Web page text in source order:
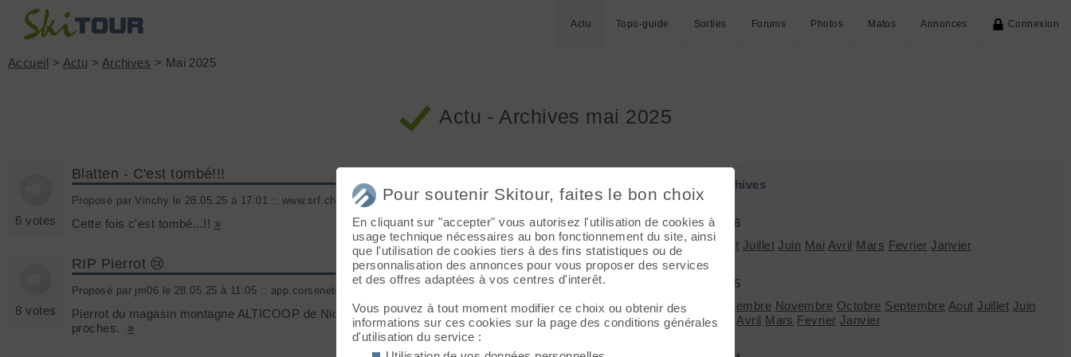
Actu Topo-guide Sorties Forums Photos Matos Annonces Connexion
Accueil > Actu > Archives > Mai 2025
Actu - Archives mai 2025
6 votes
Blatten - C'est tombé!!!
Proposé par Vinchy le 28.05.25 à 17:01 :: www.srf.ch :: 1849 vus :: 2 commentaires :: Nature et Ecologie
Cette fois c'est tombé...!! »
8 votes
RIP Pierrot 😢
Proposé par jm06 le 28.05.25 à 11:05 :: app.corsenetinfos.corsica :: 3053 vus ::
Pierrot du magasin montagne ALTICOOP de Nice a disparu. Toutes nos condoléances à sa famille et ses
proches. »
Archives
2026
Aout Juillet Juin Mai Avril Mars Fevrier Janvier
2025
Décembre Novembre Octobre Septembre Aout Juillet Juin
Mai
Avril Mars Fevrier Janvier
Pour soutenir Skitour, faites le bon choix
En cliquant sur "accepter" vous autorisez l'utilisation de cookies à
usage technique nécessaires au bon fonctionnement du site, ainsi
que l'utilisation de cookies tiers à des fins statistiques ou de
personnalisation des annonces pour vous proposer des services
et des offres adaptées à vos centres d'interêt.
Vous pouvez à tout moment modifier ce choix ou obtenir des
informations sur ces cookies sur la page des conditions générales
d'utilisation du service :